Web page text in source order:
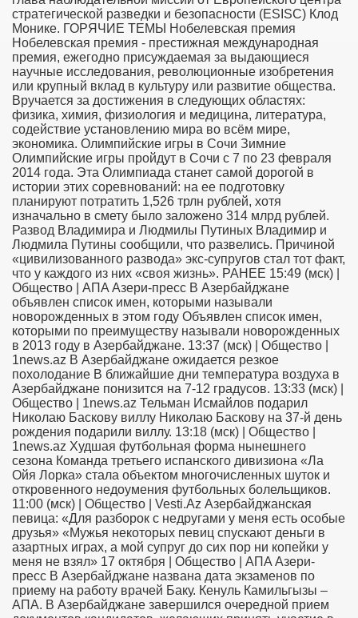
стратегической разведки и безопасности (ESISC) Клод
Монике. ГОРЯЧИЕ ТЕМЫ Нобелевская премия
Нобелевская премия - престижная международная
премия, ежегодно присуждаемая за выдающиеся
научные исследования, революционные изобретения
или крупный вклад в культуру или развитие общества.
Вручается за достижения в следующих областях:
физика, химия, физиология и медицина, литература,
содействие установлению мира во всём мире,
экономика. Олимпийские игры в Сочи Зимние
Олимпийские игры пройдут в Сочи с 7 по 23 февраля
2014 года. Эта Олимпиада станет самой дорогой в
истории этих соревнований: на ее подготовку
планируют потратить 1,526 трлн рублей, хотя
изначально в смету было заложено 314 млрд рублей.
Развод Владимира и Людмилы Путиных Владимир и
Людмила Путины сообщили, что развелись. Причиной
«цивилизованного развода» экс-супругов стал тот факт,
что у каждого из них «своя жизнь». РАНЕЕ 15:49 (мск) |
Общество | AПA Азери-пресс В Азербайджане
объявлен список имен, которыми называли
новорожденных в этом году Объявлен список имен,
которыми по преимуществу называли новорожденных
в 2013 году в Азербайджане. 13:37 (мск) | Общество |
1news.az В Азербайджане ожидается резкое
похолодание В ближайшие дни температура воздуха в
Азербайджане понизится на 7-12 градусов. 13:33 (мск) |
Общество | 1news.az Тельман Исмайлов подарил
Николаю Баскову виллу Николаю Баскову на 37-й день
рождения подарили виллу. 13:18 (мск) | Общество |
1news.az Худшая футбольная форма нынешнего
сезона Команда третьего испанского дивизиона «Ла
Ойя Лорка» стала объектом многочисленных шуток и
откровенного недоумения футбольных болельщиков.
11:00 (мск) | Общество | Vesti.Az Азербайджанская
певица: «Для разборок с недругами у меня есть особые
друзья» «Мужья некоторых певиц спускают деньги в
азартных играх, а мой супруг до сих пор ни копейки у
меня не взял» 17 октября | Общество | AПA Азери-
пресс В Азербайджане названа дата экзаменов по
приему на работу врачей Баку. Кенуль Камильгызы –
АПА. В Азербайджане завершился очередной прием